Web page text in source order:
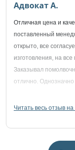
Адвокат А.
Отличная цена и
поставленный
открыто, все
изготовления, на
Заказывал
отлично.
Читать весь отзыв